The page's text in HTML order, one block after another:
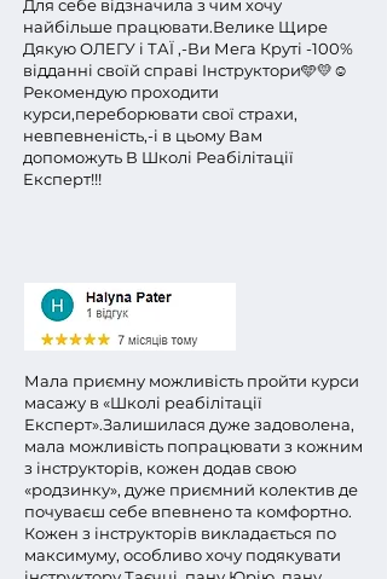
Для себе відзначила з чим хочу
найбільше працювати.Велике Щире
Дякую ОЛЕГУ і ТАЇ ,-Ви Мега Круті -100%
відданні своїй справі Інструктори🩵💛☺️
Рекомендую проходити
курси,переборювати свої страхи,
невпевненість,-і в цьому Вам
допоможуть В Школі Реабілітації
Експерт!!!
Мала приємну можливість пройти курси
масажу в «Школі реабілітації
Експерт».Залишилася дуже задоволена,
мала можливість попрацювати з кожним
з інструкторів, кожен додав свою
«родзинку», дуже приємний колектив де
почуваєш себе впевнено та комфортно.
Кожен з інструкторів викладається по
максимуму, особливо хочу подякувати